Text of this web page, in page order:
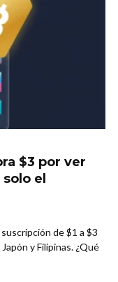
$3 por ver
el
de $1 a $3
y Filipinas. ¿Qué